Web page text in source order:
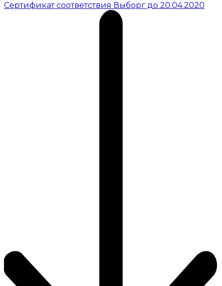
Сертификат соответствия Выборг до 20.04.2020